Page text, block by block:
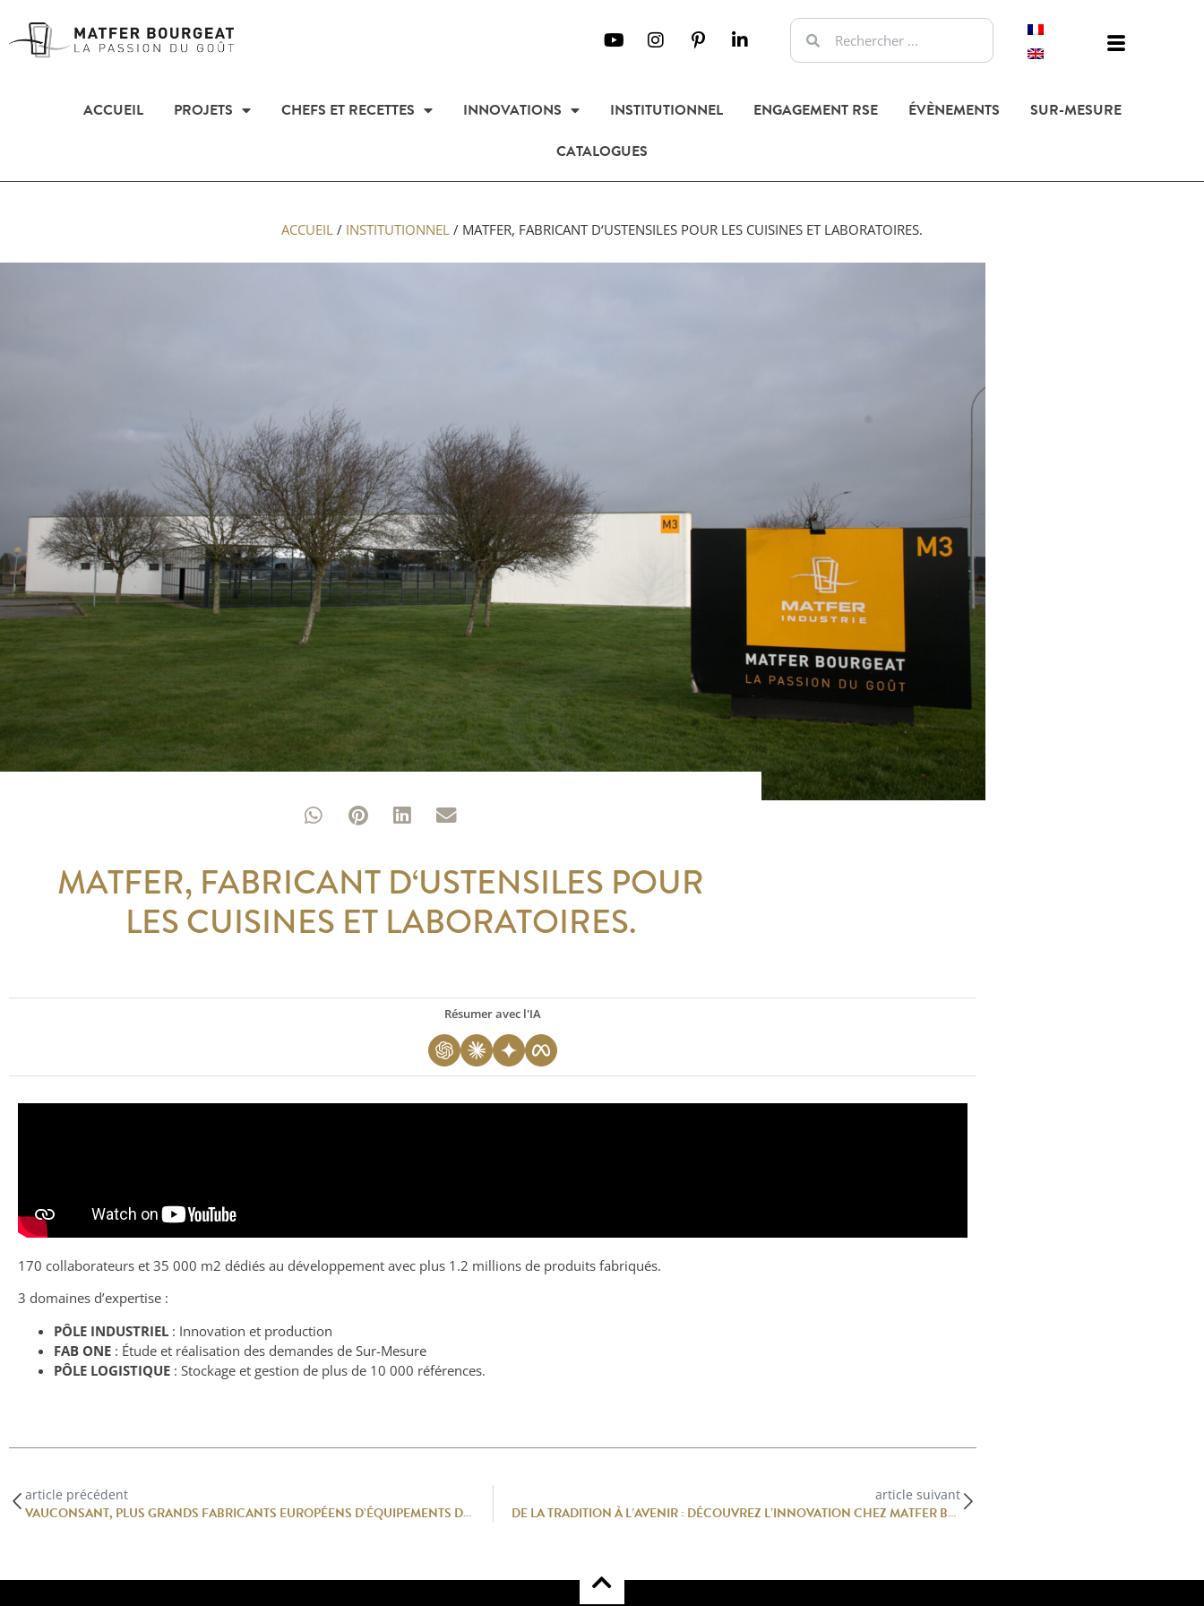
ACCUEIL PROJETS CHEFS ET RECETTES INNOVATIONS INSTITUTIONNEL ENGAGEMENT RSE ÉVÈNEMENTS
SUR-MESURE
CATALOGUES
ACCUEIL / INSTITUTIONNEL / MATFER, FABRICANT D‘USTENSILES POUR LES CUISINES ET LABORATOIRES.
MATFER, FABRICANT D‘USTENSILES POUR
LES CUISINES ET LABORATOIRES.
Résumer avec l'IA
170 collaborateurs et 35 000 m2 dédiés au développement avec plus 1.2 millions de produits fabriqués.
3 domaines d’expertise :
PÔLE INDUSTRIEL : Innovation et production
FAB ONE : Étude et réalisation des demandes de Sur-Mesure
PÔLE LOGISTIQUE : Stockage et gestion de plus de 10 000 références.
article précédent
VAUCONSANT, PLUS GRANDS FABRICANTS EUROPÉENS D’ÉQUIPEMENTS DE DISTRIBUTION DE REPAS.
article suivant
DE LA TRADITION À L’AVENIR : DÉCOUVREZ L’INNOVATION CHEZ MATFER BOURGEAT